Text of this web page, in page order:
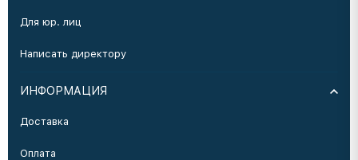
Для юр. лиц
Написать директору
ИНФОРМАЦИЯ
Доставка
Оплата